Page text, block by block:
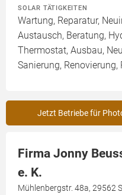
SOLAR TÄTIGKEITEN
Wartung, Reparatur,
Austausch, Beratung,
Thermostat, Ausbau,
Sanierung,
Jetzt Betriebe für
Firma Jonny
e. K.
Mühlenbergstr. 48a, 29562